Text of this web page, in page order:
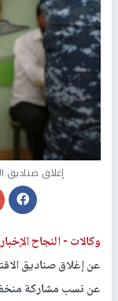
إغلاق صناديق
وكالات -النجاح
عن إغلاق صناديق
عن نسب مشاركة